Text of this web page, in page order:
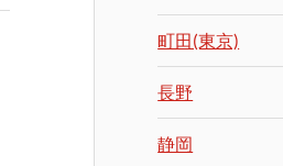
町田(東京)
長野
静岡